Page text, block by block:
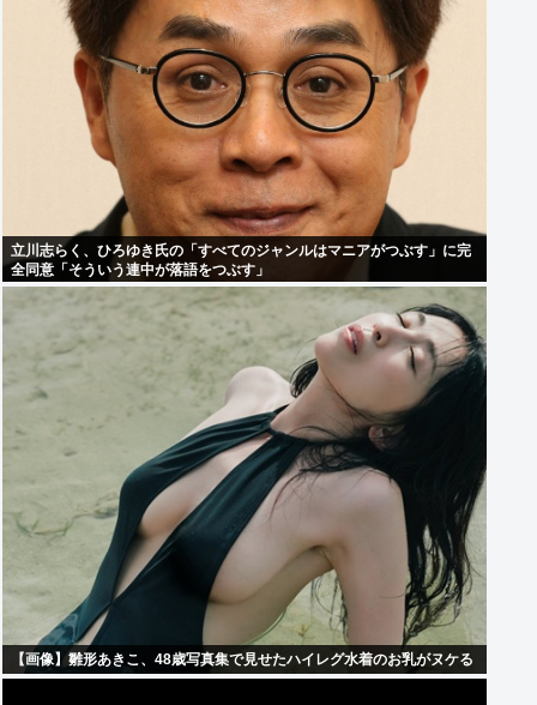
立川志らく、ひろゆき氏の「すべてのジャンルはマニアがつぶす」に完
全同意「そういう連中が落語をつぶす」
【画像】雛形あきこ、48歳写真集で見せたハイレグ水着のお乳がヌケる